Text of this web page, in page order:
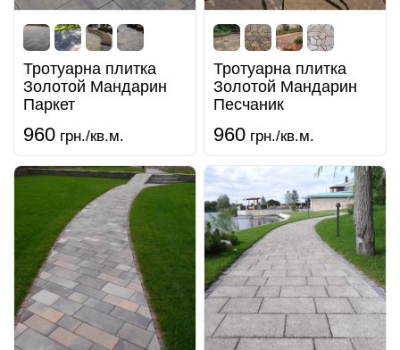
Тротуарна плитка
Золотой Мандарин
Паркет
960 грн./кв.м.
Тротуарна плитка
Золотой Мандарин
Песчаник
960 грн./кв.м.